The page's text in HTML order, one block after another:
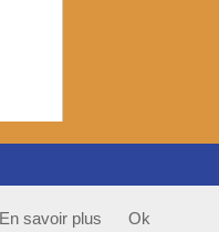
En savoir plus Ok